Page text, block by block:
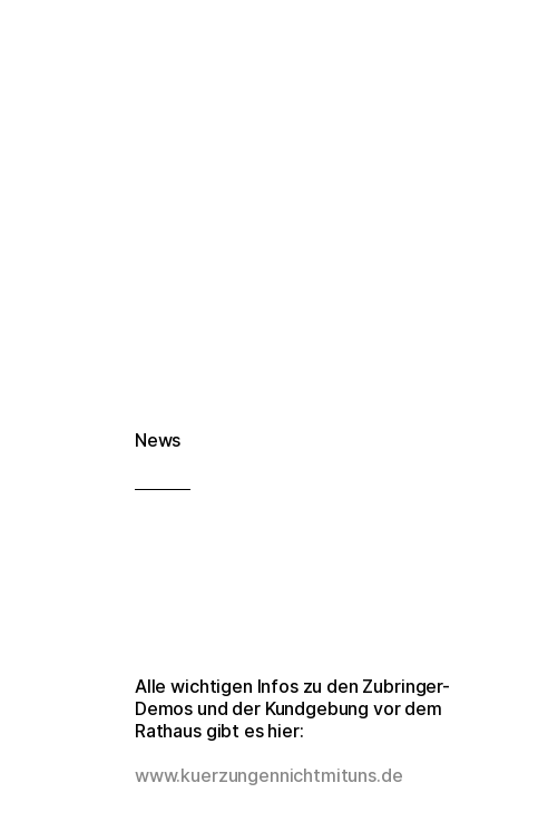
News
Alle wichtigen Infos zu den Zubringer-
Demos und der Kundgebung vor dem
Rathaus gibt es hier:
www.kuerzungennichtmituns.de